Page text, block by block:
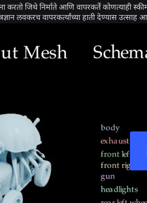
करतो जिथे निर्माते आणि वापरकर्ते कोणत्याही
लवकरच वापरकर्त्यांच्या हाती देण्यास उत्साह